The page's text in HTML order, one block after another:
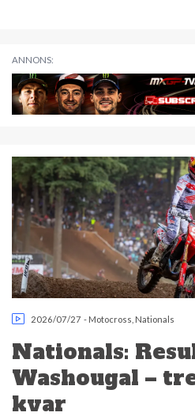
ANNONS:
2026/07/27 - Motocross Nationals
Nationals:
Washougal –
kvar